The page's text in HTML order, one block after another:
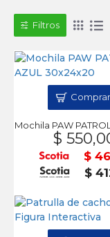
Filtros
$
$
$
Comprar